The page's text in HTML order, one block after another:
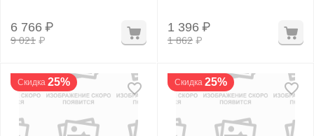
9 021 ₽
6 766 ₽
1 862 ₽
1 396 ₽
Скидка 25% Скидка 25%